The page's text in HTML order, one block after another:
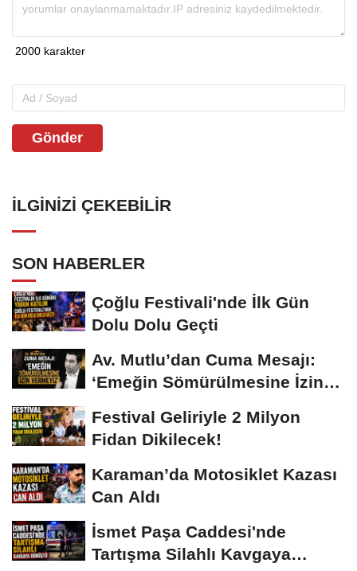
Gönder
İLGINIZI ÇEKEBILIR
SON HABERLER
Çoğlu Festivali'nde İlk Gün
Dolu Dolu Geçti
Av. Mutlu’dan Cuma Mesajı:
‘Emeğin Sömürülmesine İzin
Festival Geliriyle 2 Milyon
Fidan Dikilecek!
Karaman’da Motosiklet Kazası
Can Aldı
İsmet Paşa Caddesi'nde
Tartışma Silahlı Kavgaya